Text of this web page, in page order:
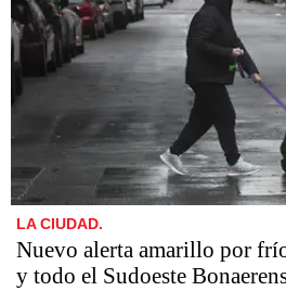
LA CIUDAD.
Nuevo alerta amarillo por
y todo el Sudoeste